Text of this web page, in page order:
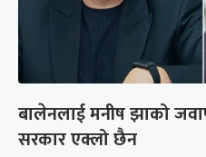
बालेनलाई मनीष झाको
सरकार एक्लो छैन